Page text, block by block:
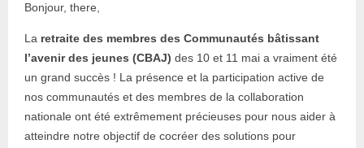
Bonjour, there,
La retraite des membres des Communautés bâtissant
l’avenir des jeunes (CBAJ) des 10 et 11 mai a vraiment été
un grand succès ! La présence et la participation active de
nos communautés et des membres de la collaboration
nationale ont été extrêmement précieuses pour nous aider à
atteindre notre objectif de cocréer des solutions pour